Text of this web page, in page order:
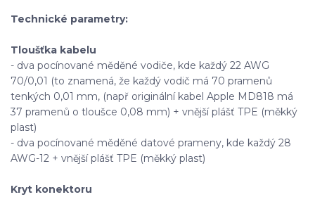
Technické parametry:
Tloušťka kabelu
- dva pocínované měděné vodiče, kde každý 22 AWG
70/0,01 (to znamená, že každý vodič má 70 pramenů
tenkých 0,01 mm, (např originální kabel Apple MD818 má
37 pramenů o tloušce 0,08 mm) + vnější plášť TPE (měkký
plast)
- dva pocínované měděné datové prameny, kde každý 28
AWG-12 + vnější plášť TPE (měkký plast)
Kryt konektoru